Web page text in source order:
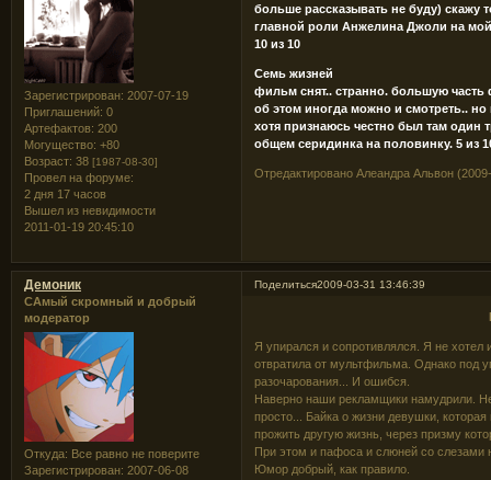
Зарегистрирован: 2007-07-19
Приглашений: 0
Артефактов: 200
Могущество: +80
Возраст: 38 [1987-08-30]
Провел на форуме:
2 дня 17 часов
Вышел из невидимости
2011-01-19 20:45:10
больше рассказывать не буду)
главной роли Анжелина Джоли на
10 из 10
Семь жизней
фильм снят.. странно. большую часть
об этом иногда можно и смотреть.. но
хотя признаюсь честно был там один
общем серидинка на половинку. 5 из
Отредактировано Алеандра Альвон
Поделиться2009-03-31 13:46:39
Демоник
САмый скромный и добрый
модератор
Откуда: Все равно не поверите
Зарегистрирован: 2007-06-08
Я упирался и сопротивлялся. Я не
отвратила от мультфильма. Однако под
разочарования... И ошибся.
Наверно наши рекламщики намудрили.
просто... Байка о жизни девушки,
прожить другую жизнь, через призму
При этом и пафоса и слюней со слезами
Юмор добрый, как правило.